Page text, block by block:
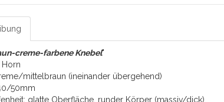
creme-farbene Knebel"
Horn
mittelbraun (ineinander übergehend)
50mm
glatte Oberfläche, runder Körper (massiv/dick)